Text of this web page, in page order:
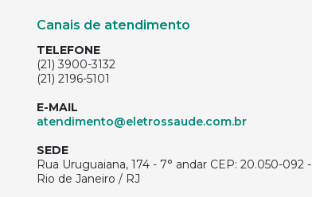
Canais de atendimento
TELEFONE
(21) 3900-3132
(21) 2196-5101
E-MAIL
atendimento@eletrossaude.com.br
SEDE
Rua Uruguaiana, 174 - 7° andar CEP: 20.050-092 -
Rio de Janeiro / RJ